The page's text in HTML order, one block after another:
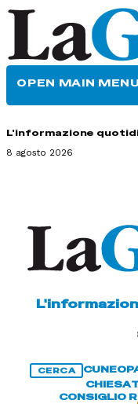
OPEN MAIN MENU
L'informazione
8 agosto 2026
CERCA CUNEO
CHIESA
CONSIGLIO